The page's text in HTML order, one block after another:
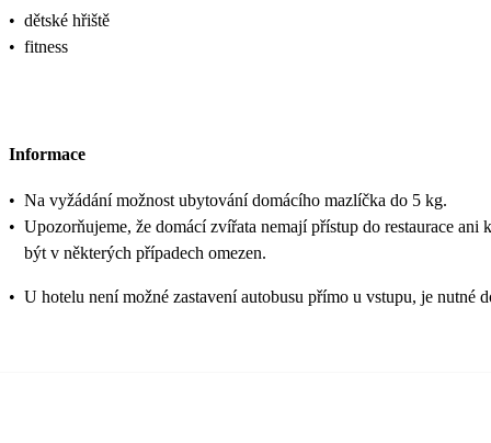
• dětské hřiště
• fitness
Informace
• Na vyžádání možnost ubytování domácího mazlíčka do 5 kg.
• Upozorňujeme, že domácí zvířata nemají přístup do restaurace
být v některých případech omezen.
• U hotelu není možné zastavení autobusu přímo u vstupu, je nutné